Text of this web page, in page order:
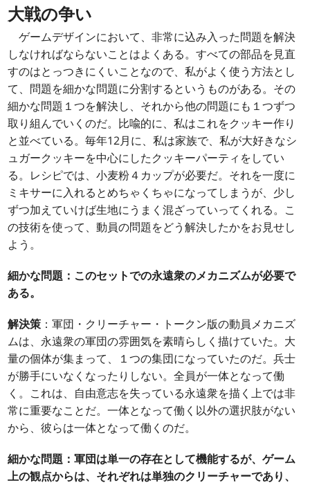
大戦の争い
ゲームデザインにおいて、非常に込み入った問題を解決
しなければならないことはよくある。すべての部品を見直
すのはとっつきにくいことなので、私がよく使う方法とし
て、問題を細かな問題に分割するというものがある。その
細かな問題１つを解決し、それから他の問題にも１つずつ
取り組んでいくのだ。比喩的に、私はこれをクッキー作り
と並べている。毎年12月に、私は家族で、私が大好きなシ
ュガークッキーを中心にしたクッキーパーティをしてい
る。レシピでは、小麦粉４カップが必要だ。それを一度に
ミキサーに入れるとめちゃくちゃになってしまうが、少し
ずつ加えていけば生地にうまく混ざっていってくれる。こ
の技術を使って、動員の問題をどう解決したかをお見せし
よう。
細かな問題：このセットでの永遠衆のメカニズムが必要で
ある。
解決策 ：軍団・クリーチャー・トークン版の動員メカニズ
ムは、永遠衆の軍団の雰囲気を素晴らしく描けていた。大
量の個体が集まって、１つの集団になっていたのだ。兵士
が勝手にいなくなったりしない。全員が一体となって働
く。これは、自由意志を失っている永遠衆を描く上では非
常に重要なことだ。一体となって働く以外の選択肢がない
から、彼らは一体となって働くのだ。
細かな問題：軍団は単一の存在として機能するが、ゲーム
上の観点からは、それぞれは単独のクリーチャーであり、